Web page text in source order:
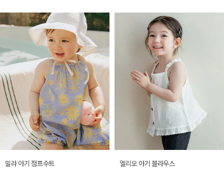
밀라 아기 점프수트 엘리오 아기 블라우스